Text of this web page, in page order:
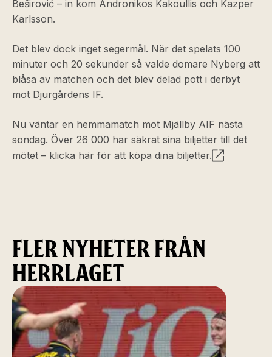
Beširović – in kom Andronikos Kakoullis och Kazper
Karlsson.
Det blev dock inget segermål. När det spelats 100
minuter och 20 sekunder så valde domare Nyberg att
blåsa av matchen och det blev delad pott i derbyt
mot Djurgårdens IF.
Nu väntar en hemmamatch mot Mjällby AIF nästa
söndag. Över 26 000 har säkrat sina biljetter till det
mötet – klicka här för att köpa dina biljetter.
FLER NYHETER FRÅN
HERRLAGET